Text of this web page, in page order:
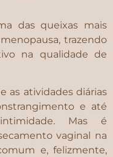
das queixas mais
trazendo
na qualidade de
as atividades diárias
e até
Mas é
vaginal na
e, felizmente,